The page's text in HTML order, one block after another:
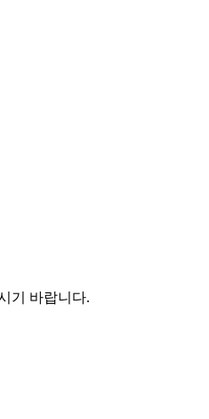
기 바랍니다.